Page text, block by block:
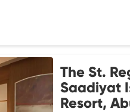
The St.
Saadiyat
Resort,